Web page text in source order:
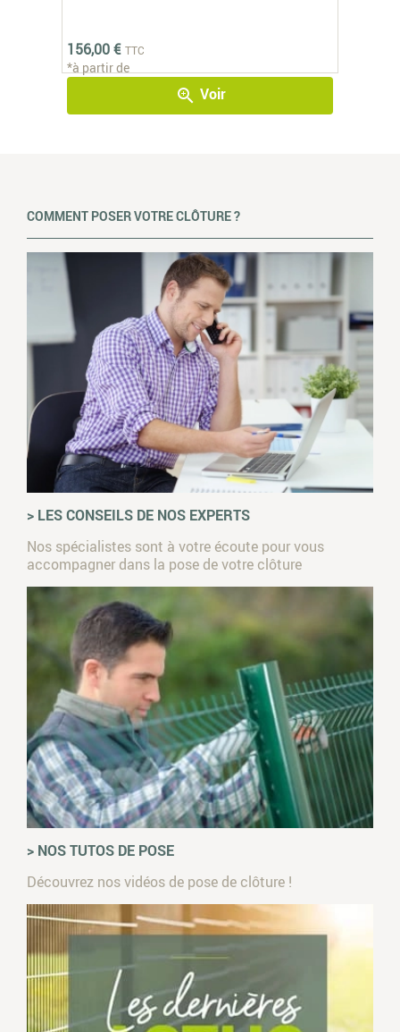
156,00 € TTC
*à partir de
zoom_in Voir
COMMENT POSER VOTRE CLÔTURE ?
> LES CONSEILS DE NOS EXPERTS
Nos spécialistes sont à votre écoute pour vous
accompagner dans la pose de votre clôture
> NOS TUTOS DE POSE
Découvrez nos vidéos de pose de clôture !